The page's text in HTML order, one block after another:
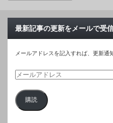
最新記事の更新をメールで受
メールアドレスを記入すれば、更新通
メ
ル 購読